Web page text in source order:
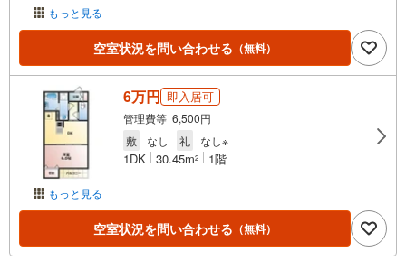
もっと見る
空室状況を問い合わせる （無料）
もっと見る
6万円 即入居可
管理費等 6,500円
敷
なし 礼 なし※
1DK 30.45m2 1階
空室状況を問い合わせる （無料）